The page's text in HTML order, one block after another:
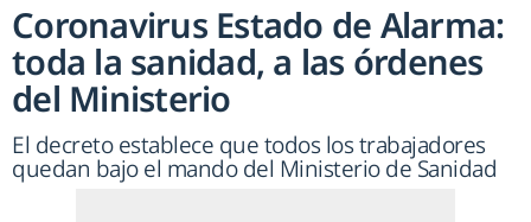
Coronavirus Estado de Alarma:
toda la sanidad, a las órdenes
del Ministerio
El decreto establece que todos los trabajadores
quedan bajo el mando del Ministerio de Sanidad